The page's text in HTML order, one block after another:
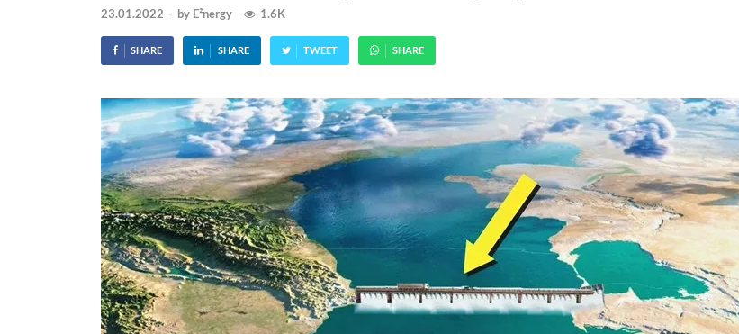
23.01.2022 - by E²nergy 1.6K
SHARE SHARE TWEET SHARE